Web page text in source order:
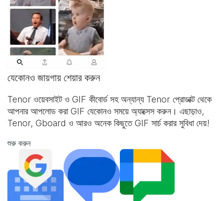
যেকোনও জায়গায় শেয়ার করুন
Tenor ওয়েবসাইট ও GIF কীবোর্ডসহ অন্যান্য Tenor প্রোডাক্ট থেকে
আপনার আপলোড করা GIF যেকোনও সময়ে অ্যাক্সেস করুন। এছাড়াও,
Tenor, Gboard ও আরও অনেক কিছুতে GIF সার্চ করার সুবিধা দেয়!
শুরু করুন